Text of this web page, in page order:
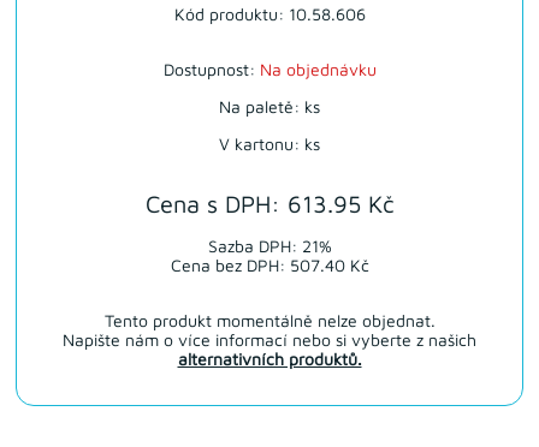
Cena s DPH: 613.95 Kč
Sazba DPH: 21%
Cena bez DPH: 507.40 Kč
Kód produktu: 10.58.606
Dostupnost: Na objednávku
Na paletě: ks
V kartonu: ks
Tento produkt momentálně nelze objednat.
Napište nám o více informací nebo si vyberte z našich
alternativních produktů.